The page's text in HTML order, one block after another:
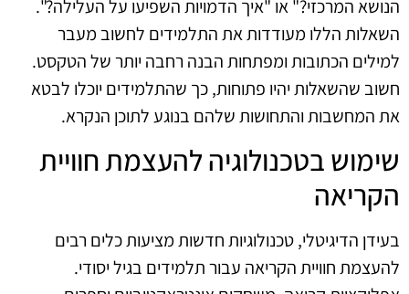
הנושא המרכזי?" או "איך הדמויות השפיעו על העלילה?".
השאלות הללו מעודדות את התלמידים לחשוב מעבר
למילים הכתובות ומפתחות הבנה רחבה יותר של הטקסט.
חשוב שהשאלות יהיו פתוחות, כך שהתלמידים יוכלו לבטא
את המחשבות והתחושות שלהם בנוגע לתוכן הנקרא.
שימוש בטכנולוגיה להעצמת חוויית
הקריאה
בעידן הדיגיטלי, טכנולוגיות חדשות מציעות כלים רבים
להעצמת חוויית הקריאה עבור תלמידים בגיל יסודי.